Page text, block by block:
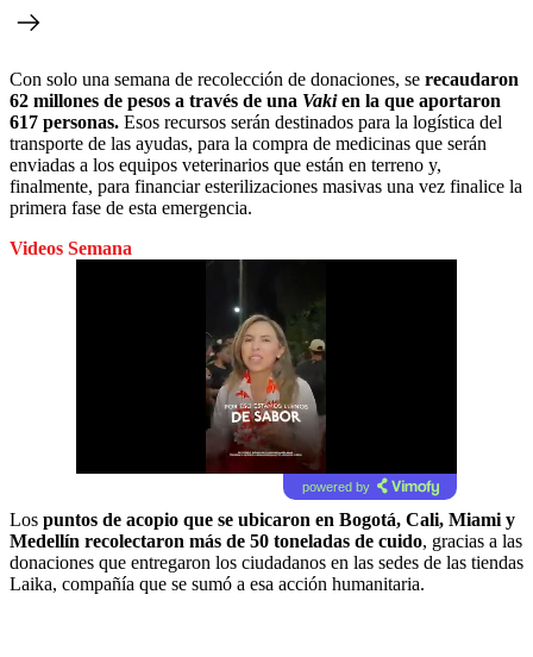
Con solo una semana de recolección de donaciones, se recaudaron
62 millones de pesos a través de una Vakien la que aportaron
617 personas. Esos recursos serán destinados para la logística del
transporte de las ayudas, para la compra de medicinas que serán
enviadas a los equipos veterinarios que están en terreno y,
finalmente, para financiar esterilizaciones masivas una vez finalice la
primera fase de esta emergencia.
Videos Semana
powered by
Los puntos de acopio que se ubicaron en Bogotá, Cali, Miami y
Medellín recolectaron más de 50 toneladas de cuido, gracias a las
donaciones que entregaron los ciudadanos en las sedes de las tiendas
Laika, compañía que se sumó a esa acción humanitaria.